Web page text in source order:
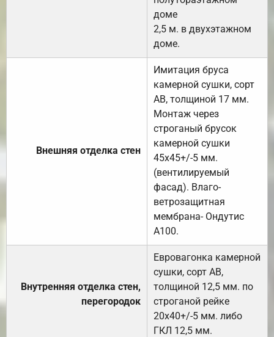
доме
2,5 м. в двухэтажном
доме.
Внешняя отделка стен
Имитация бруса
камерной сушки, сорт
АВ, толщиной 17 мм.
Монтаж через
строганый брусок
камерной сушки
45х45+/-5 мм.
(вентилируемый
фасад). Влаго-
ветрозащитная
мембрана- Ондутис
А100.
Внутренняя отделка стен,
перегородок
Евровагонка камерной
сушки, сорт АВ,
толщиной 12,5 мм. по
строганой рейке
20х40+/-5 мм. либо
ГКЛ 12,5 мм.